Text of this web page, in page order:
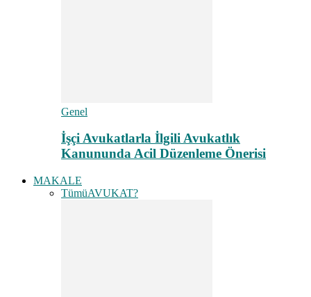
Genel
İşçi Avukatlarla İlgili Avukatlık
Kanununda Acil Düzenleme Önerisi
MAKALE
TümüAVUKAT?